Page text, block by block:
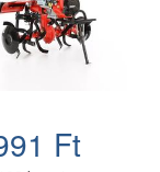
Ft